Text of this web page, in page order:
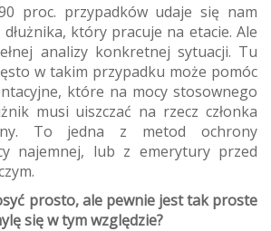
proc. przypadków udaje się nam
który pracuje na etacie. Ale
analizy konkretnej sytuacji. Tu
w takim przypadku może pomóc
które na mocy stosownego
musi uiszczać na rzecz członka
To jedna z metod ochrony
najemnej, lub z emerytury przed
prosto, ale pewnie jest tak proste
się w tym względzie?